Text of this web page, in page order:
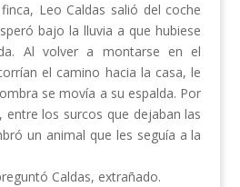
Leo Caldas salió del coche
bajo la lluvia a que hubiese
Al volver a montarse en el
el camino hacia la casa, le
se movía a su espalda. Por
entre los surcos que dejaban las
un animal que les seguía a la
Caldas, extrañado.